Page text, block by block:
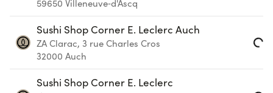
59650 Villeneuve‑d'Ascq
Sushi Shop Corner E. Leclerc Auch
ZA Clarac, 3 rue Charles Cros
32000 Auch Loading...
Sushi Shop Corner E. Leclerc